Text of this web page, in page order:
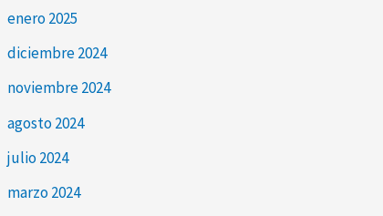
enero 2025
diciembre 2024
noviembre 2024
agosto 2024
julio 2024
marzo 2024